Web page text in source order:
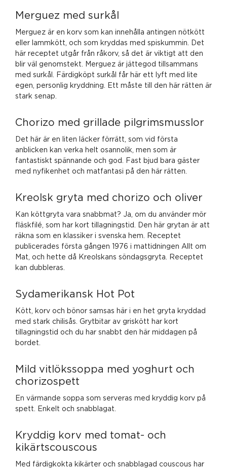
Merguez med surkål
Merguez är en korv som kan innehålla antingen nötkött
eller lammkött, och som kryddas med spiskummin. Det
här receptet utgår från råkorv, så det är viktigt att den
blir väl genomstekt. Merguez är jättegod tillsammans
med surkål. Färdigköpt surkål får här ett lyft med lite
egen, personlig kryddning. Ett måste till den här rätten är
stark senap.
Chorizo med grillade pilgrimsmusslor
Det här är en liten läcker förrätt, som vid första
anblicken kan verka helt osannolik, men som är
fantastiskt spännande och god. Fast bjud bara gäster
med nyfikenhet och matfantasi på den här rätten.
Kreolsk gryta med chorizo och oliver
Kan köttgryta vara snabbmat? Ja, om du använder mör
fläskfilé, som har kort tillagningstid. Den här grytan är att
räkna som en klassiker i svenska hem. Receptet
publicerades första gången 1976 i mattidningen Allt om
Mat, och hette då Kreolskans söndagsgryta. Receptet
kan dubbleras.
Sydamerikansk Hot Pot
Kött, korv och bönor samsas här i en het gryta kryddad
med stark chilisås. Grytbitar av griskött har kort
tillagningstid och du har snabbt den här middagen på
bordet.
Mild vitlökssoppa med yoghurt och
chorizospett
En värmande soppa som serveras med kryddig korv på
spett. Enkelt och snabblagat.
Kryddig korv med tomat- och
kikärtscouscous
Med färdigkokta kikärter och snabblagad couscous har